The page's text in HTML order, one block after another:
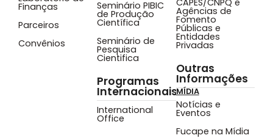
Finanças
Parceiros
Convênios
Seminário PIBIC
de Produção
Científica
Seminário de
Pesquisa
Cientifica
Programas
Internacionais
International
Office
Agências de
Fomento
Públicas e
Entidades
Privadas
Outras
Informações
MÍDIA
Notícias e
Eventos
Fucape na Mídia